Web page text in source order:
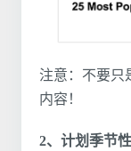
注意：不要只
内容！
2、计划季节